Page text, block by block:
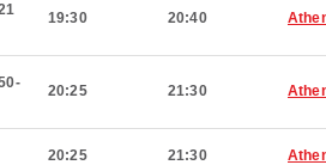
19:30 20:40
20:25 21:30
20:25 21:30